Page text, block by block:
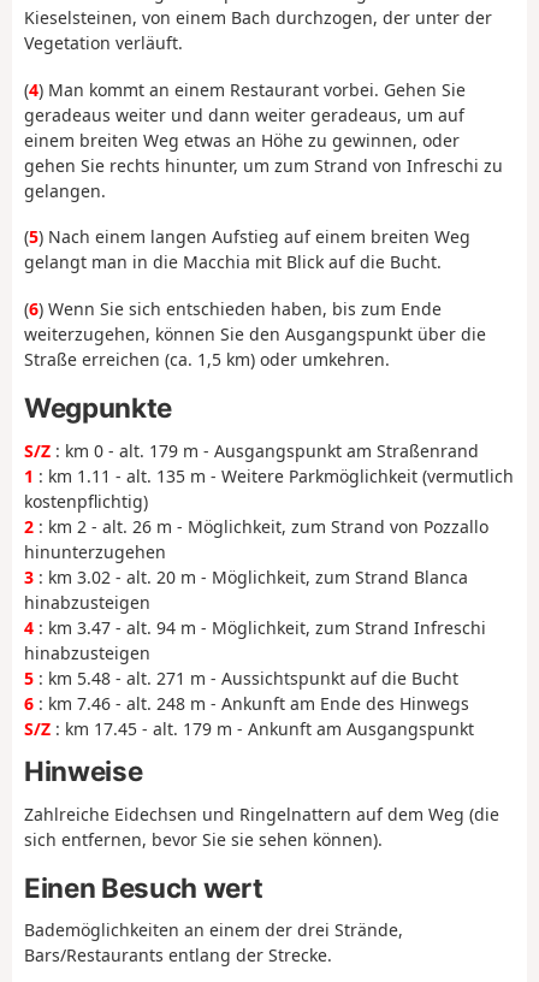
Kieselsteinen, von einem Bach durchzogen, der unter der
Vegetation verläuft.
(4) Man kommt an einem Restaurant vorbei. Gehen Sie
geradeaus weiter und dann weiter geradeaus, um auf
einem breiten Weg etwas an Höhe zu gewinnen, oder
gehen Sie rechts hinunter, um zum Strand von Infreschi zu
gelangen.
(5) Nach einem langen Aufstieg auf einem breiten Weg
gelangt man in die Macchia mit Blick auf die Bucht.
(6) Wenn Sie sich entschieden haben, bis zum Ende
weiterzugehen, können Sie den Ausgangspunkt über die
Straße erreichen (ca. 1,5 km) oder umkehren.
Wegpunkte
S/Z : km 0 - alt. 179 m - Ausgangspunkt am Straßenrand
1 : km 1.11 - alt. 135 m - Weitere Parkmöglichkeit (vermutlich
kostenpflichtig)
2 : km 2 - alt. 26 m - Möglichkeit, zum Strand von Pozzallo
hinunterzugehen
3 : km 3.02 - alt. 20 m - Möglichkeit, zum Strand Blanca
hinabzusteigen
4 : km 3.47 - alt. 94 m - Möglichkeit, zum Strand Infreschi
hinabzusteigen
5 : km 5.48 - alt. 271 m - Aussichtspunkt auf die Bucht
6 : km 7.46 - alt. 248 m - Ankunft am Ende des Hinwegs
S/Z : km 17.45 - alt. 179 m - Ankunft am Ausgangspunkt
Hinweise
Zahlreiche Eidechsen und Ringelnattern auf dem Weg (die
sich entfernen, bevor Sie sie sehen können).
Einen Besuch wert
Bademöglichkeiten an einem der drei Strände,
Bars/Restaurants entlang der Strecke.